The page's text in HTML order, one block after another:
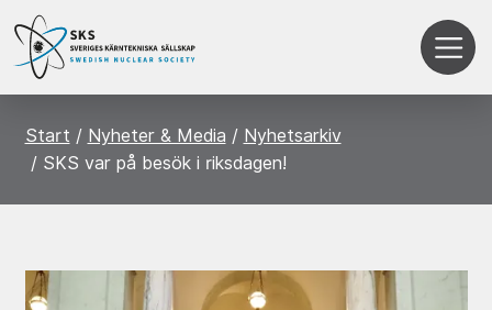
Start Nyheter & Media
Nyhetsarkiv
SKS var på besök i riksdagen!